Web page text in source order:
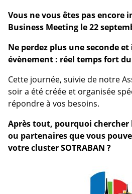
Vous ne vous êtes pas encore
Business Meeting le 22
Ne perdez plus une seconde et
évènement : réel temps fort
Cette journée, suivie de notre
soir a été créée et organisée
répondre à vos besoins.
Après tout, pourquoi chercher
ou partenaires que vous
votre cluster SOTRABAN ?